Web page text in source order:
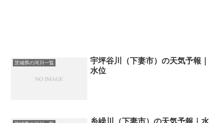
茨城県の河川一覧
宇坪谷川（下妻市）の天気予報｜
水位